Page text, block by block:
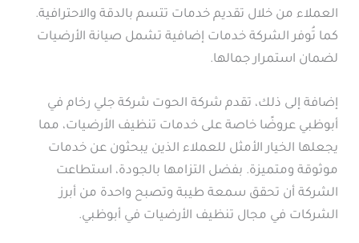
العملاء من خلال تقديم خدمات تتسم بالدقة والاحترافية.
كما تُوفر الشركة خدمات إضافية تشمل صيانة الأرضيات
لضمان استمرار جمالها.
إضافة إلى ذلك، تقدم شركة الحوت شركة جلي رخام في
أبوظبي عروضًا خاصة على خدمات تنظيف الأرضيات، مما
يجعلها الخيار الأمثل للعملاء الذين يبحثون عن خدمات
موثوقة ومتميزة. بفضل التزامها بالجودة، استطاعت
الشركة أن تحقق سمعة طيبة وتصبح واحدة من أبرز
الشركات في مجال تنظيف الأرضيات في أبوظبي.